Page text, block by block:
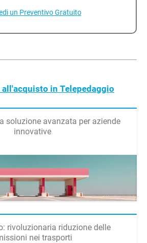
un Preventivo Gratuito
all'acquisto in Telepedaggio
soluzione avanzata per aziende
innovative
rivoluzionaria riduzione delle
nei trasporti